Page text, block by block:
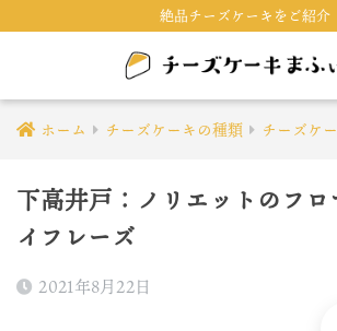
絶品チーズケーキをご紹介
ホーム チーズケーキの種類 チーズケ
下高井戸：ノリエットのフロ
イフレーズ
2021年8月22日